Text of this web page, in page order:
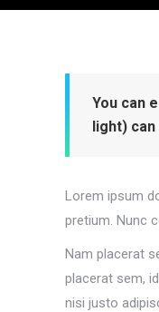
You can
light)
Lorem ipsum
pretium. Nunc
Nam placerat
placerat sem,
nisi justo